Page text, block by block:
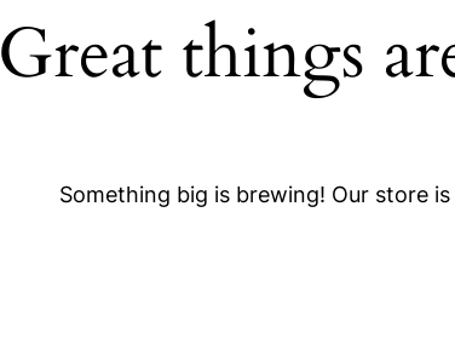
Great things
Something big is brewing! Our store